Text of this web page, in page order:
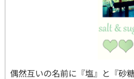
偶然互いの名前に『塩』と『砂